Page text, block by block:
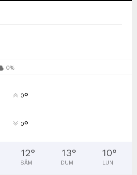
0%
0°
0°
12°
SÂM
13°
DUM
10°
LUN